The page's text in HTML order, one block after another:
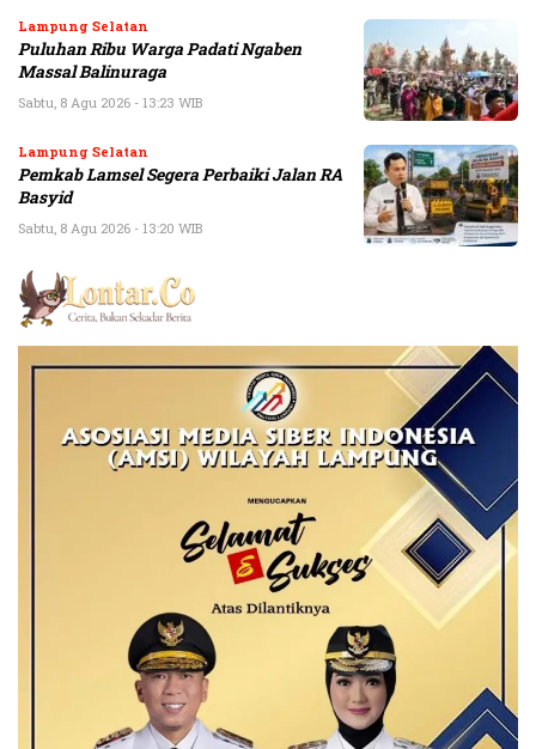
Lampung Selatan
Puluhan Ribu Warga Padati Ngaben
Massal Balinuraga
Sabtu, 8 Agu 2026 - 13:23 WIB
Lampung Selatan
Pemkab Lamsel Segera Perbaiki Jalan RA
Basyid
Sabtu, 8 Agu 2026 - 13:20 WIB